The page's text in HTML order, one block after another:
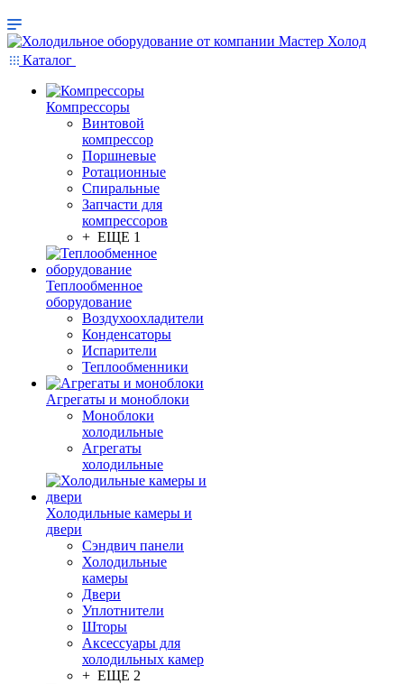
Каталог
Компрессоры
Винтовой
компрессор
Поршневые
Ротационные
Спиральные
Запчасти для
компрессоров
+ ЕЩЕ 1
Теплообменное
оборудование
Воздухоохладители
Конденсаторы
Испарители
Теплообменники
Агрегаты и моноблоки
Моноблоки
холодильные
Агрегаты
холодильные
Холодильные камеры и
двери
Сэндвич панели
Холодильные
камеры
Двери
Уплотнители
Шторы
Аксессуары для
холодильных камер
+ ЕЩЕ 2